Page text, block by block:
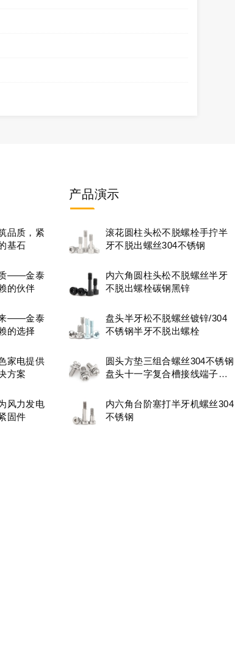
品质，紧
基石
质——金泰
的伙伴
来——金泰
的选择
家电提供
方案
风力发电
固件
产品演示
滚花圆柱头松不脱螺栓手拧半
牙不脱出螺丝304不锈钢
内六角圆柱头松不脱螺丝半牙
不脱出螺栓碳钢黑锌
盘头半牙松不脱螺丝镀锌/304
不锈钢半牙不脱出螺栓
圆头方垫三组合螺丝304不锈钢
盘头十一字复合槽接线端子螺
内六角台阶塞打半牙机螺丝304
不锈钢